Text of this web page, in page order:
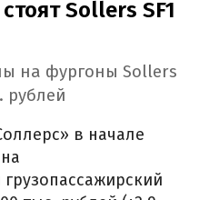
Sollers SF1
на фургоны Sollers
рублей
в начале